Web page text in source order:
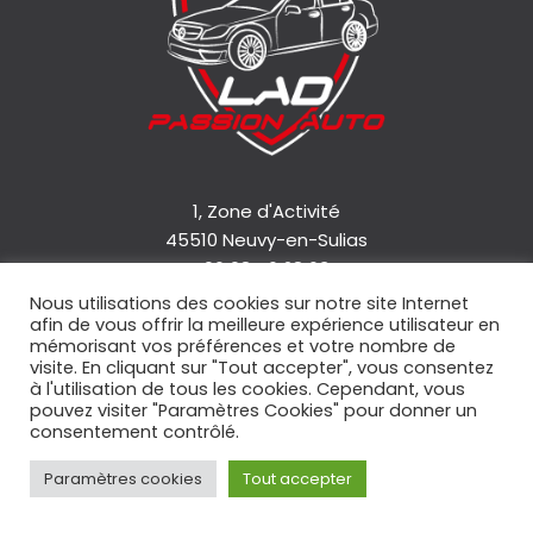
1, Zone d'Activité
45510 Neuvy-en-Sulias
06 08 46 28 63
Accueil
Qui sommes-nous ?
Nos services
Nos véhicules
Contact
Mentions légales
Nous utilisations des cookies sur notre site Internet
afin de vous offrir la meilleure expérience utilisateur en
mémorisant vos préférences et votre nombre de
visite. En cliquant sur "Tout accepter", vous consentez
à l'utilisation de tous les cookies. Cependant, vous
pouvez visiter "Paramètres Cookies" pour donner un
consentement contrôlé.
Paramètres cookies Tout accepter